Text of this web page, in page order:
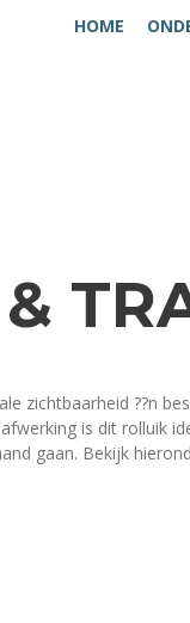
HOME
zichtbaarheid ??n
is dit rolluik
gaan. Bekijk